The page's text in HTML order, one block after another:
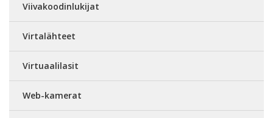
Viivakoodinlukijat
Virtalähteet
Virtuaalilasit
Web-kamerat